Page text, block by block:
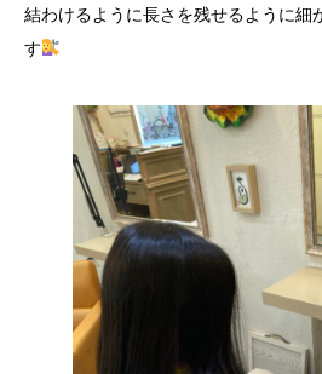
結わけるように長さを残せるように細
す